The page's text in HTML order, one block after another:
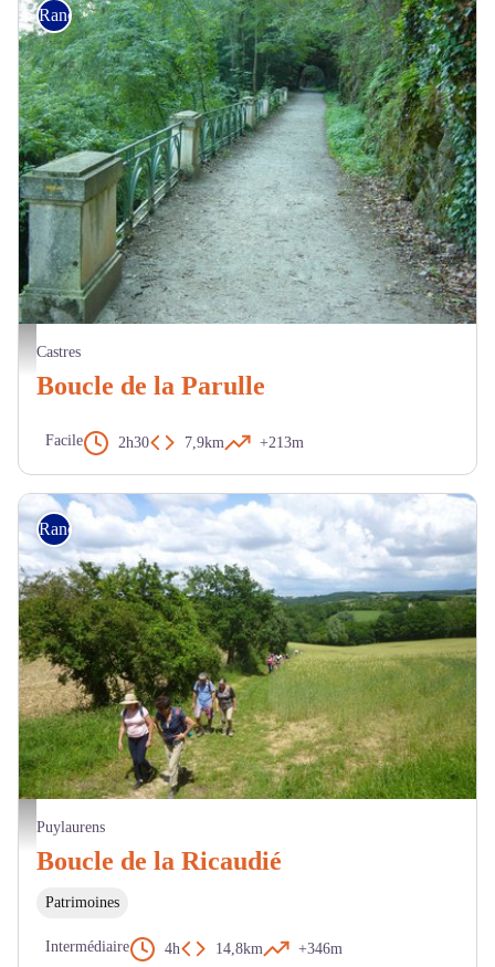
Sentier le long de l'Agout - OTCM
Randonnée
Castres
Boucle de la Parulle
Facile 2h30 7,9km +213m
Randonneurs - Les chemins du Pastel
Randonnée
Puylaurens
Boucle de la Ricaudié
Patrimoines
Intermédiaire 4h 14,8km +346m